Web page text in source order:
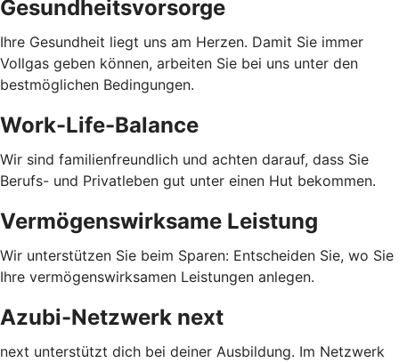
Gesundheitsvorsorge
Ihre Gesundheit liegt uns am Herzen. Damit Sie immer
Vollgas geben können, arbeiten Sie bei uns unter den
bestmöglichen Bedingungen.
Work-Life-Balance
Wir sind familienfreundlich und achten darauf, dass Sie
Berufs- und Privatleben gut unter einen Hut bekommen.
Vermögenswirksame Leistung
Wir unterstützen Sie beim Sparen: Entscheiden Sie, wo Sie
Ihre vermögenswirksamen Leistungen anlegen.
Azubi-Netzwerk next
next unterstützt dich bei deiner Ausbildung. Im Netzwerk